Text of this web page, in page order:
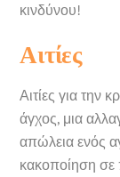
κινδύνου!
Αιτίες
Αιτίες για την
άγχος, μια
απώλεια ενός
κακοποίηση σε